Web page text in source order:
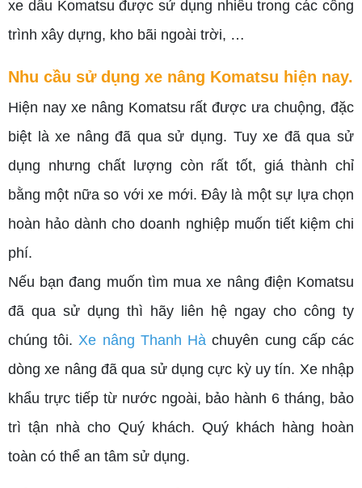
xe dầu Komatsu được sử dụng nhiều trong các công
trình xây dựng, kho bãi ngoài trời, …
Nhu cầu sử dụng xe nâng Komatsu hiện nay.
Hiện nay xe nâng Komatsu rất được ưa chuộng, đặc
biệt là xe nâng đã qua sử dụng. Tuy xe đã qua sử
dụng nhưng chất lượng còn rất tốt, giá thành chỉ
bằng một nữa so với xe mới. Đây là một sự lựa chọn
hoàn hảo dành cho doanh nghiệp muốn tiết kiệm chi
phí.
Nếu bạn đang muốn tìm mua xe nâng điện Komatsu
đã qua sử dụng thì hãy liên hệ ngay cho công ty
chúng tôi. Xe nâng Thanh Hà chuyên cung cấp các
dòng xe nâng đã qua sử dụng cực kỳ uy tín. Xe nhập
khẩu trực tiếp từ nước ngoài, bảo hành 6 tháng, bảo
trì tận nhà cho Quý khách. Quý khách hàng hoàn
toàn có thể an tâm sử dụng.